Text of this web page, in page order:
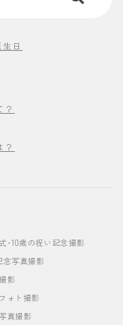
日
･10歳の祝い記念撮影
念写真撮影
影
ォト撮影
真撮影